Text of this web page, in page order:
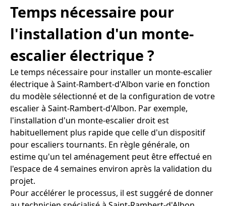
Temps nécessaire pour
l'installation d'un monte-
escalier électrique ?
Le temps nécessaire pour installer un monte-escalier
électrique à Saint-Rambert-d'Albon varie en fonction
du modèle sélectionné et de la configuration de votre
escalier à Saint-Rambert-d'Albon. Par exemple,
l'installation d'un monte-escalier droit est
habituellement plus rapide que celle d'un dispositif
pour escaliers tournants. En règle générale, on
estime qu'un tel aménagement peut être effectué en
l'espace de 4 semaines environ après la validation du
projet.
Pour accélérer le processus, il est suggéré de donner